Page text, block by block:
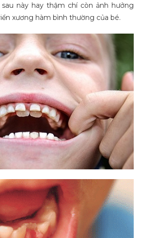
này hay thậm chí còn ảnh hưởng
xương hàm bình thường của bé.